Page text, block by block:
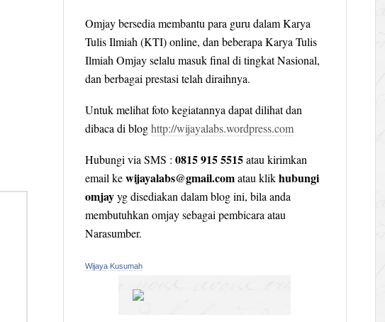
Omjay bersedia membantu para guru dalam Karya
Tulis Ilmiah (KTI) online, dan beberapa Karya Tulis
Ilmiah Omjay selalu masuk final di tingkat Nasional,
dan berbagai prestasi telah diraihnya.
Untuk melihat foto kegiatannya dapat dilihat dan
dibaca di bloghttp://wijayalabs.wordpress.com
Hubungi via SMS : 0815 915 5515atau kirimkan
email kewijayalabs@gmail.comatau klikhubungi
omjayyg disediakan dalam blog ini, bila anda
membutuhkan omjay sebagai pembicara atau
Narasumber.
Wijaya Kusumah